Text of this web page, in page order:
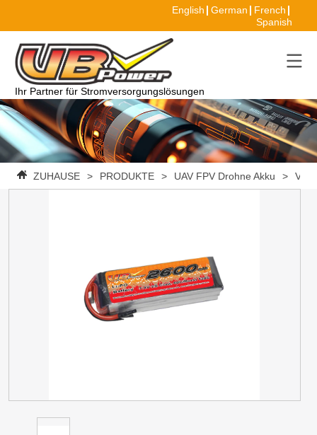
English German
French
Spanish
Ihr Partner für Stromversorgungslösungen
ZUHAUSE > PRODUKTE > UAV FPV Drohne Akku >